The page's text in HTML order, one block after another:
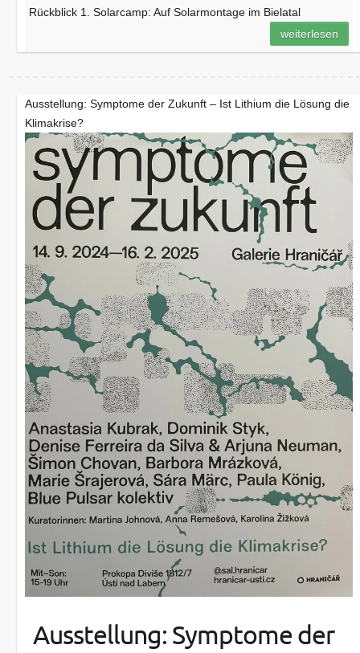
Rückblick 1. Solarcamp: Auf Solarmontage im Bielatal
weiterlesen
Ausstellung: Symptome der Zukunft – Ist Lithium die Lösung die
Klimakrise?
Ausstellung: Symptome der